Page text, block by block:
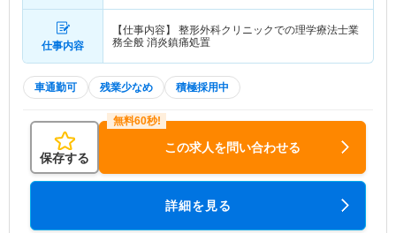
仕事内容
【仕事内容】 整形外科クリニックでの理学療法士業
務全般 消炎鎮痛処置
車通勤可 残業少なめ 積極採用中
保存する
この求人を問い合わせる
詳細を見る